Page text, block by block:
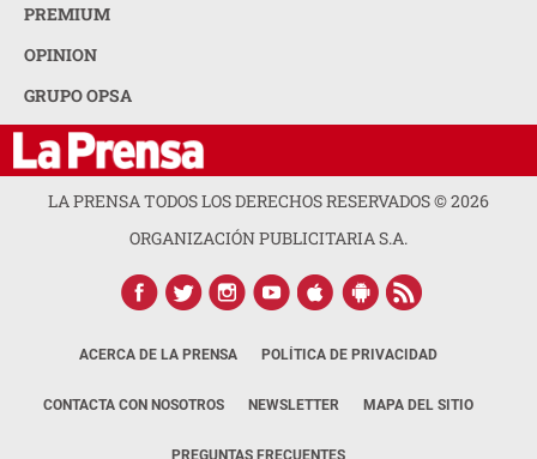
PREMIUM
OPINION
GRUPO OPSA
LA PRENSA TODOS LOS DERECHOS RESERVADOS ©2026
ORGANIZACIÓN PUBLICITARIA S.A.
ACERCA DE LA PRENSA POLÍTICA DE PRIVACIDAD
CONTACTA CON NOSOTROS NEWSLETTER MAPA DEL SITIO
PREGUNTAS FRECUENTES